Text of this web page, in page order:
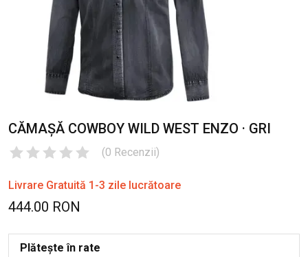
CĂMAȘĂ COWBOY WILD WEST ENZO · GRI
(0 Recenzii)
Livrare Gratuită 1-3 zile lucrătoare
444.00 RON
Plătește în rate